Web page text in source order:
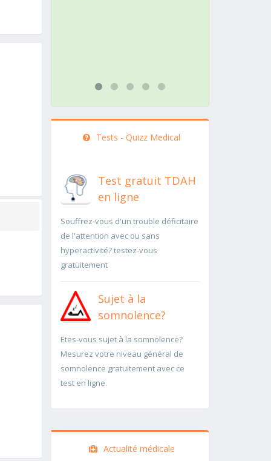
Tests - Quizz Medical
Test gratuit TDAH
en ligne
Souffrez-vous d'un trouble déficitaire
de l'attention avec ou sans
hyperactivité? testez-vous
gratuitement
Sujet à la
somnolence?
Etes-vous sujet à la somnolence?
Mesurez votre niveau général de
somnolence gratuitement avec ce
test en ligne.
Actualité médicale